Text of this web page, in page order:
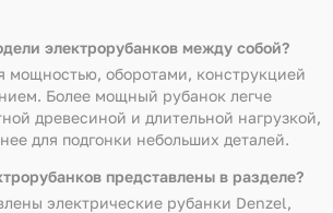
электрорубанков между собой?
мощностью, оборотами, конструкцией
Более мощный рубанок легче
древесиной и длительной нагрузкой,
для подгонки небольших деталей.
представлены в разделе?
электрические рубанки Denzel,